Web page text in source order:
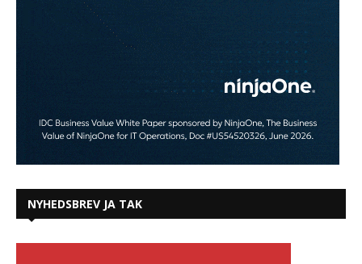
NYHEDSBREV JA TAK